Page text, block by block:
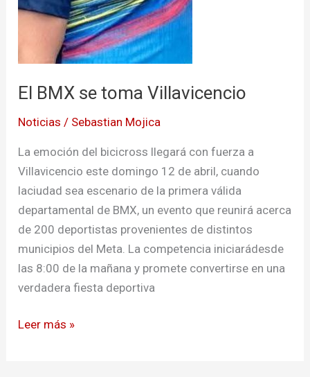
El BMX se toma Villavicencio
Noticias / Sebastian Mojica
La emoción del bicicross llegará con fuerza a
Villavicencio este domingo 12 de abril, cuando
laciudad sea escenario de la primera válida
departamental de BMX, un evento que reunirá acerca
de 200 deportistas provenientes de distintos
municipios del Meta. La competencia iniciarádesde
las 8:00 de la mañana y promete convertirse en una
verdadera fiesta deportiva
Leer más »